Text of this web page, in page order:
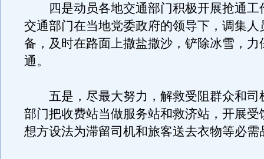
四是动员各地交通部门积极开展抢通工
交通部门在当地党委政府的领导下，调集人
备，及时在路面上撒盐撒沙，铲除冰雪，力
通。
五是，尽最大努力，解救受阻群众和司
部门把收费站当做服务站和救济站，开展受
想方设法为滞留司机和旅客送去衣物等必需